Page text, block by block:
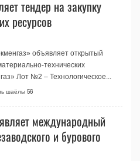
тендер на закупку
ресурсов
объявляет открытый
технических
Лот №2 – Технологическое...
шаёлы 56
международный
и бурового